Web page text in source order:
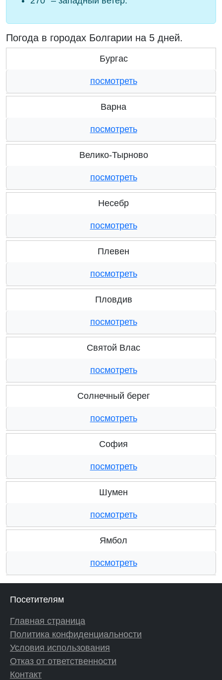
Погода в городах Болгарии на 5 дней.
Бургас
посмотреть
Варна
посмотреть
Велико-Тырново
посмотреть
Несебр
посмотреть
Плевен
посмотреть
Пловдив
посмотреть
Святой Влас
посмотреть
Солнечный берег
посмотреть
София
посмотреть
Шумен
посмотреть
Ямбол
посмотреть
Посетителям
Главная страница
Политика конфиденциальности
Условия использования
Отказ от ответственности
Контакт